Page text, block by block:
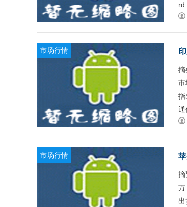
rd
市场行情
摘
市
指
通
市场行情
摘
万